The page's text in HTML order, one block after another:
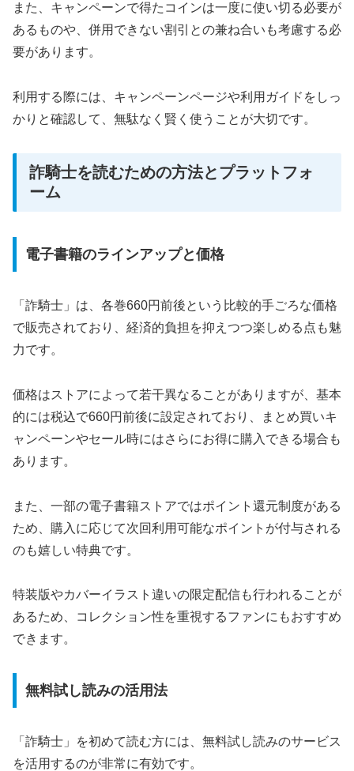
また、キャンペーンで得たコインは一度に使い切る必要が
あるものや、併用できない割引との兼ね合いも考慮する必
要があります。
利用する際には、キャンペーンページや利用ガイドをしっ
かりと確認して、無駄なく賢く使うことが大切です。
詐騎士を読むための方法とプラットフォ
ーム
電子書籍のラインアップと価格
「詐騎士」は、各巻660円前後という比較的手ごろな価格
で販売されており、経済的負担を抑えつつ楽しめる点も魅
力です。
価格はストアによって若干異なることがありますが、基本
的には税込で660円前後に設定されており、まとめ買いキ
ャンペーンやセール時にはさらにお得に購入できる場合も
あります。
また、一部の電子書籍ストアではポイント還元制度がある
ため、購入に応じて次回利用可能なポイントが付与される
のも嬉しい特典です。
特装版やカバーイラスト違いの限定配信も行われることが
あるため、コレクション性を重視するファンにもおすすめ
できます。
無料試し読みの活用法
「詐騎士」を初めて読む方には、無料試し読みのサービス
を活用するのが非常に有効です。